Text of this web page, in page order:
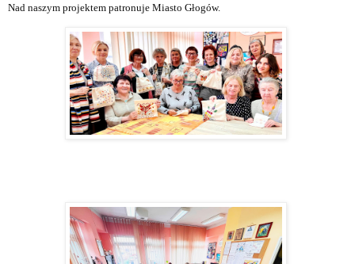
Nad naszym projektem patronuje Miasto Głogów.